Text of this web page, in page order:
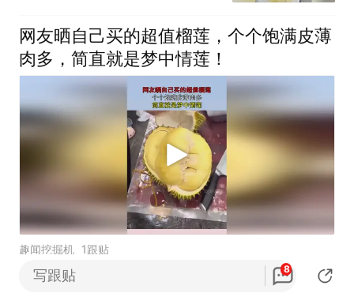
网友晒自己买的超值榴莲，个个饱满皮薄
肉多，简直就是梦中情莲！
趣闻挖掘机 1跟贴
写跟贴 8